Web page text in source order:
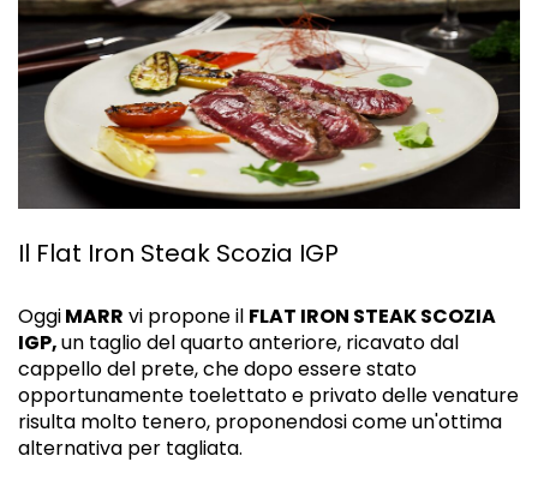
Il Flat Iron Steak Scozia IGP
OggiMARR vi propone il FLAT IRON STEAK SCOZIA
IGP,un taglio del quarto anteriore, ricavato dal
cappello del prete, che dopo essere stato
opportunamente toelettato e privato delle venature
risulta molto tenero, proponendosi come un'ottima
alternativa per tagliata.